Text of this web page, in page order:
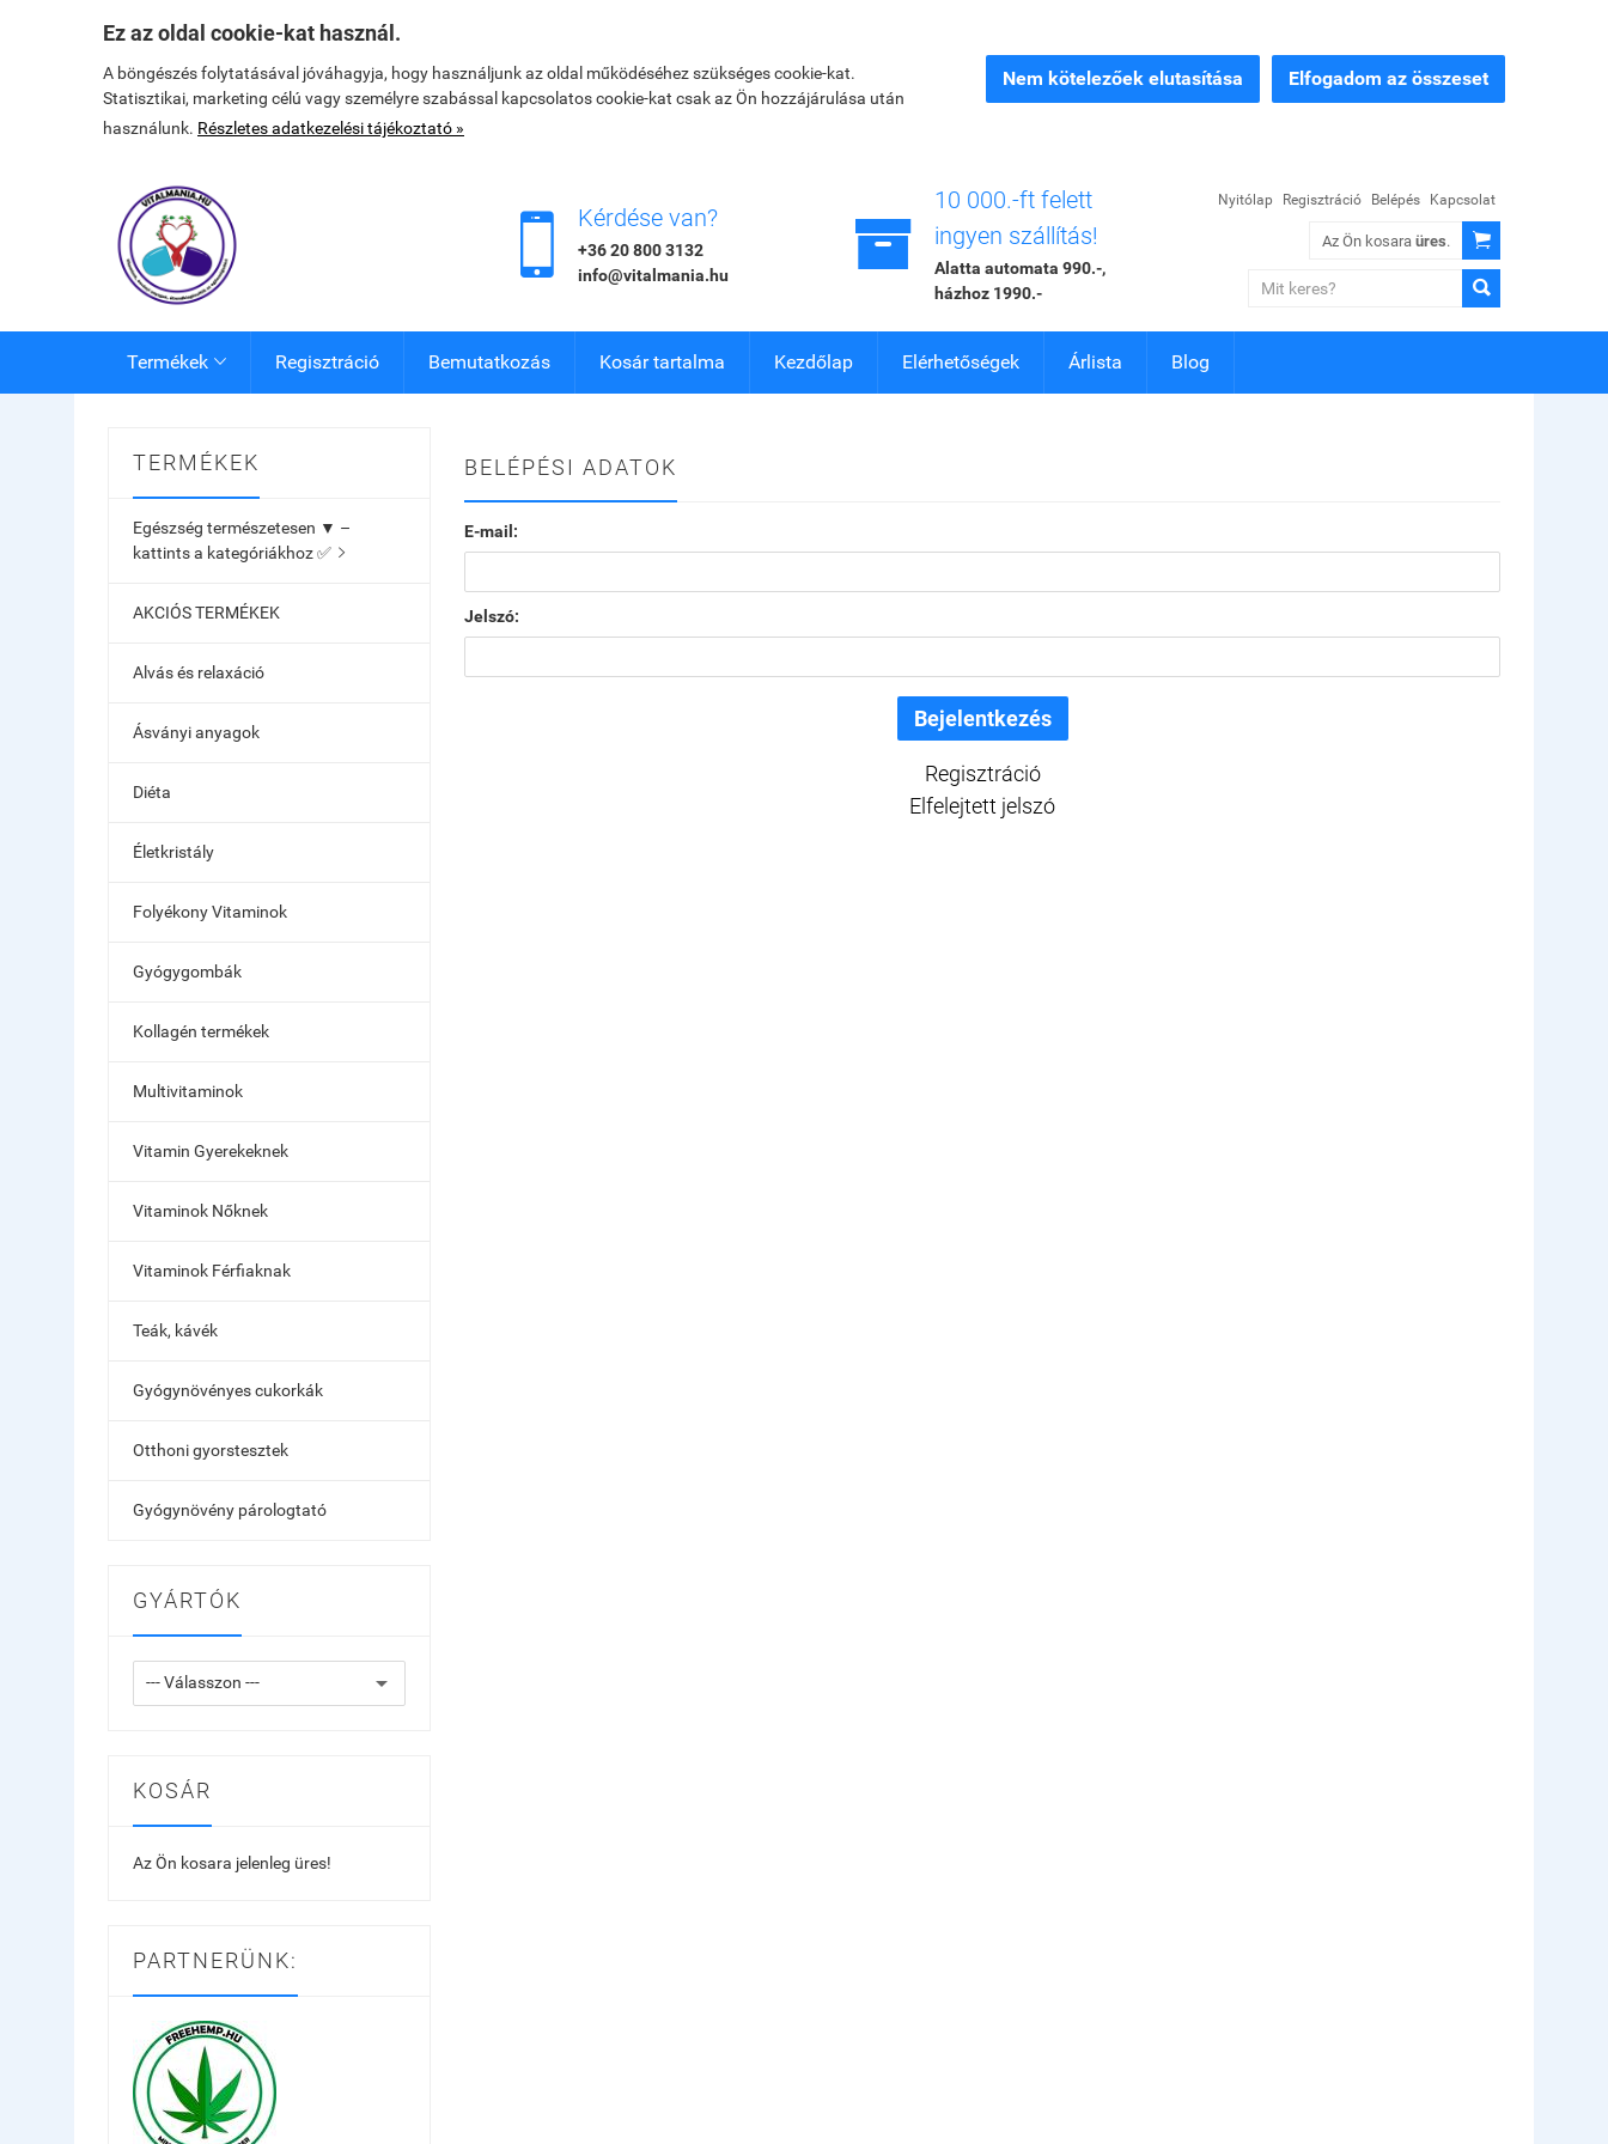
Ez az oldal cookie-kat használ.
A böngészés folytatásával jóváhagyja, hogy használjunk az oldal működéséhez szükséges cookie-kat.
Statisztikai, marketing célú vagy személyre szabással kapcsolatos cookie-kat csak az Ön hozzájárulása után
használunk. Részletes adatkezelési tájékoztató »
Nem kötelezőek elutasítása Elfogadom az összeset
 Kérdése van?
+36 20 800 3132
info@vitalmania.hu

10 000.-ft felett
ingyen szállítás!
Alatta automata 990.-,
házhoz 1990.-
Nyitólap Regisztráció Belépés Kapcsolat
Az Ön kosara üres.


Termékek  Regisztráció Bemutatkozás Kosár tartalma Kezdőlap Elérhetőségek Árlista Blog
TERMÉKEK
Egészség természetesen ▼ –
kattints a kategóriákhoz ✅ 
AKCIÓS TERMÉKEK
Alvás és relaxáció
Ásványi anyagok
Diéta
Életkristály
Folyékony Vitaminok
Gyógygombák
Kollagén termékek
Multivitaminok
Vitamin Gyerekeknek
Vitaminok Nőknek
Vitaminok Férfiaknak
Teák, kávék
Gyógynövényes cukorkák
Otthoni gyorstesztek
Gyógynövény párologtató
GYÁRTÓK
KOSÁR
Az Ön kosara jelenleg üres!
PARTNERÜNK:
BELÉPÉSI ADATOK
E-mail:
Jelszó:
Regisztráció
Elfelejtett jelszó